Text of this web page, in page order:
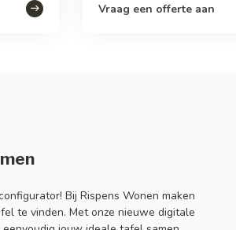
Vraag een offerte aan
Bij Rispens Wonen maken
te vinden. Met onze nieuwe digitale